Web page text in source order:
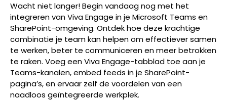
Wacht niet langer! Begin vandaag nog met het
integreren van Viva Engage in je Microsoft Teams en
SharePoint-omgeving. Ontdek hoe deze krachtige
combinatie je team kan helpen om effectiever samen
te werken, beter te communiceren en meer betrokken
te raken. Voeg een Viva Engage-tabblad toe aan je
Teams-kanalen, embed feeds in je SharePoint-
pagina’s, en ervaar zelf de voordelen van een
naadloos geïntegreerde werkplek.